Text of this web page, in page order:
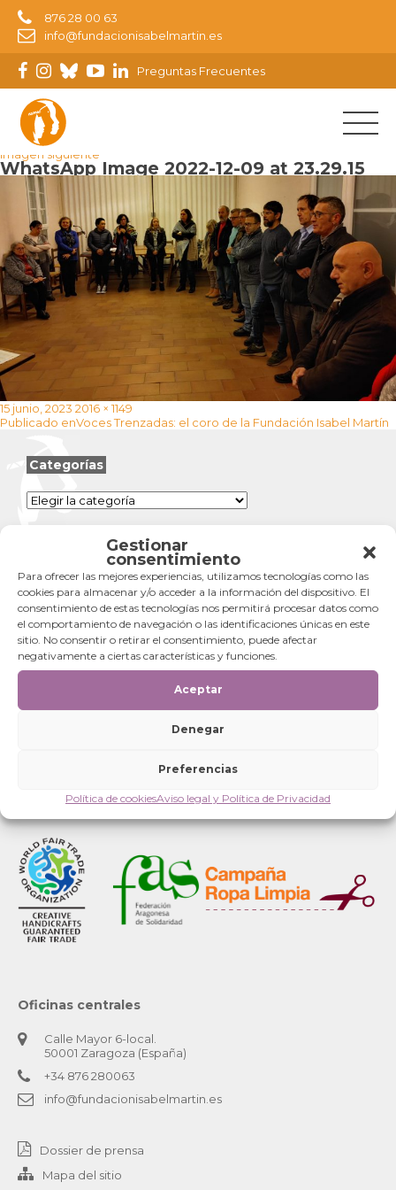
Gestionar
consentimiento
Para ofrecer las mejores experiencias, utilizamos tecnologías como las
cookies para almacenar y/o acceder a la información del dispositivo. El
consentimiento de estas tecnologías nos permitirá procesar datos como
el comportamiento de navegación o las identificaciones únicas en este
sitio. No consentir o retirar el consentimiento, puede afectar
negativamente a ciertas características y funciones.
Aceptar
Denegar
Preferencias
Política de cookiesAviso legal y Política de Privacidad
876 28 00 63
info@fundacionisabelmartin.es
Preguntas Frecuentes
Imagen anterior
Imagen siguiente
WhatsApp Image 2022-12-09 at 23.29.15
Publicado
el
15 junio, 2023 Tamaño
completo
2016 × 1149
Navegación
Publicado enVoces Trenzadas: el coro de la Fundación Isabel Martín
Categorías
Categorías
Oficinas centrales
Calle Mayor 6-local.
50001 Zaragoza (España)
+34 876 280063
info@fundacionisabelmartin.es
Dossier de prensa
Mapa del sitio